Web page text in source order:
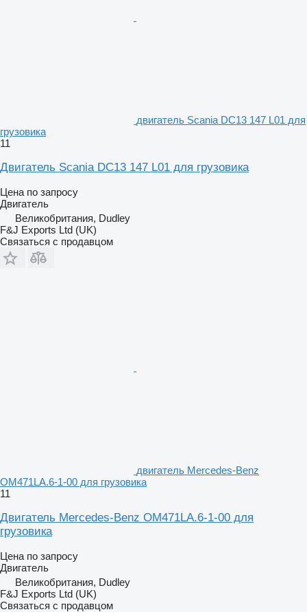
двигатель Scania DC13 147 L01 для
грузовика
11
Двигатель Scania DC13 147 L01 для грузовика
Цена по запросу
Двигатель
Великобритания, Dudley
F&J Exports Ltd (UK)
Связаться с продавцом
двигатель Mercedes-Benz
OM471LA.6-1-00 для грузовика
11
Двигатель Mercedes-Benz OM471LA.6-1-00 для
грузовика
Цена по запросу
Двигатель
Великобритания, Dudley
F&J Exports Ltd (UK)
Связаться с продавцом